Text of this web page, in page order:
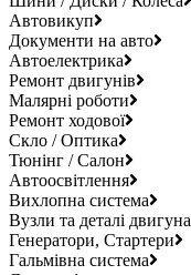
Автовикуп
Документи на авто
Автоелектрика
Ремонт двигунів
Малярні роботи
Ремонт ходової
Скло / Оптика
Тюнінг / Салон
Автоосвітлення
Вихлопна система
Вузли та деталі двигуна
Генератори, Стартери
Гальмівна система